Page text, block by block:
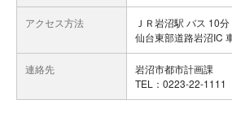
アクセス方法
ＪＲ岩沼駅 バス 10分
仙台東部道路岩沼IC
連絡先
岩沼市都市計画課
TEL：0223-22-1111